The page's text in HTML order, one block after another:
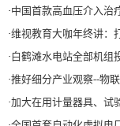
·中国首款高血压介入治
·维视教育大咖年终讲：
·白鹤滩水电站全部机组投产发电 世界最大清
·推好细分产业观察--物联网：2026年中
·加大在用计量器具、试验检测设备的自动